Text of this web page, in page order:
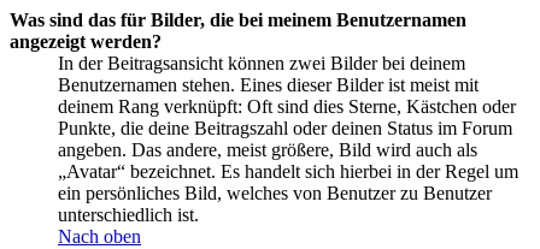
Was sind das für Bilder, die bei meinem Benutzernamen
angezeigt werden?
In der Beitragsansicht können zwei Bilder bei deinem
Benutzernamen stehen. Eines dieser Bilder ist meist mit
deinem Rang verknüpft: Oft sind dies Sterne, Kästchen oder
Punkte, die deine Beitragszahl oder deinen Status im Forum
angeben. Das andere, meist größere, Bild wird auch als
„Avatar“ bezeichnet. Es handelt sich hierbei in der Regel um
ein persönliches Bild, welches von Benutzer zu Benutzer
unterschiedlich ist.
Nach oben